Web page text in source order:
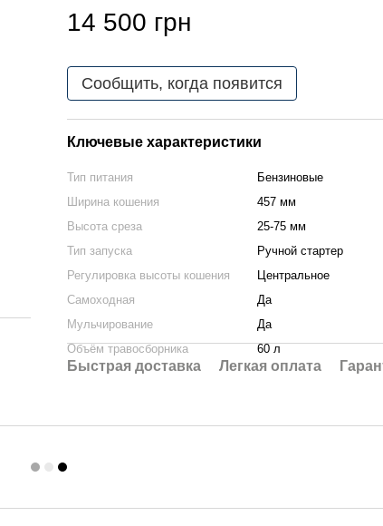
14 500 грн
Сообщить, когда появится
Ключевые характеристики
Тип питания
Бензиновые
Ширина кошения
457 мм
Высота среза
25-75 мм
Тип запуска
Ручной стартер
Регулировка высоты кошения
Центральное
Самоходная
Да
Мульчирование
Да
Объём травосборника
60 л
Быстрая доставка Легкая оплата